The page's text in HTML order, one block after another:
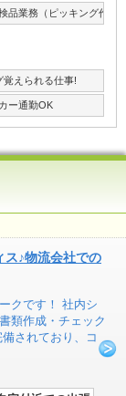
品業務（ピッキング作業
覚えられる仕事!
ー通勤OK
ス♪物流会社での
クです！ 社内シ
類作成・チェック
されており、コ